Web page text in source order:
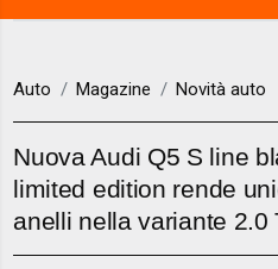
Auto Magazine Novità auto
Nuova Audi Q5 S line
limited edition rende
anelli nella variante 2.0